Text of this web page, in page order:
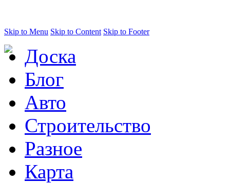
Skip to Menu Skip to Content Skip to Footer
Доска
Блог
Авто
Строительство
Разное
Карта